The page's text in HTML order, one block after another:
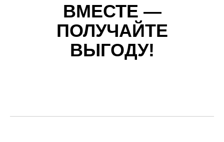
ВМЕСТЕ —
ПОЛУЧАЙТЕ
ВЫГОДУ!